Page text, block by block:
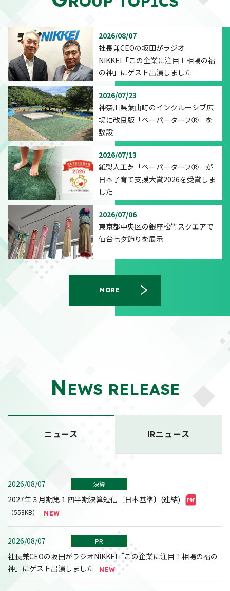
MORE
2026/08/07
社長兼CEOの坂田がラジオ
NIKKEI「この企業に注目！相場の福
の神」にゲスト出演しました
2026/07/23
神奈川県葉山町のインクルーシブ広
場に改良版「ペーパーターフⓇ」を
敷設
2026/07/13
紙製人工芝「ペーパーターフⓇ」が
日本子育て支援大賞2026を受賞しま
した
2026/07/06
東京都中央区の銀座松竹スクエアで
仙台七夕飾りを展示
NEWS RELEASE
ニュース IRニュース
2026/08/07 決算
2027年３月期第１四半期決算短信〔日本基準〕(連結)
（558KB）
2026/08/07 PR
社長兼CEOの坂田がラジオNIKKEI「この企業に注目！相場の福の
神」にゲスト出演しました